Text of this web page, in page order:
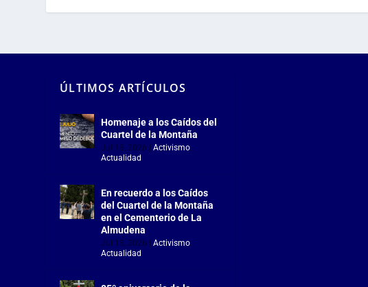
ÚLTIMOS ARTÍCULOS
Homenaje a los Caídos del
Cuartel de la Montaña
Jul 18, 2026 |Activismo
Actualidad
En recuerdo a los Caídos
del Cuartel de la Montaña
en el Cementerio de La
Almudena
Jul 18, 2026 |Activismo
Actualidad